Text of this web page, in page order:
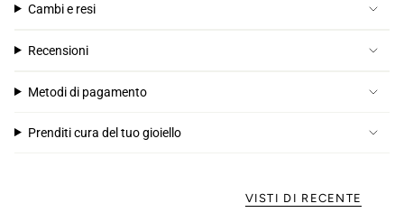
Cambi e resi
Recensioni
Metodi di pagamento
Prenditi cura del tuo gioiello
VISTI DI RECENTE